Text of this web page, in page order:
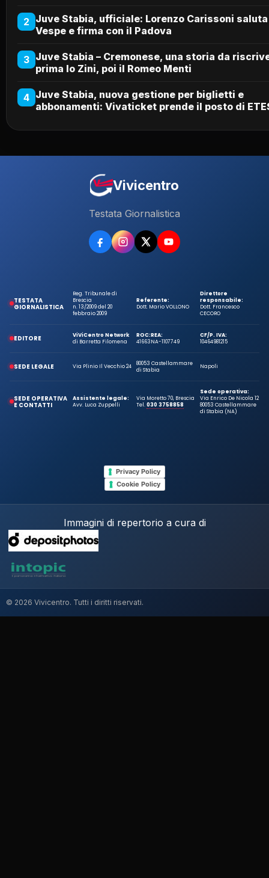
2 Juve Stabia, ufficiale: Lorenzo Carissoni
Vespe e firma con il Padova
3 Juve Stabia – Cremonese, una storia da
prima lo Zini, poi il Romeo Menti
4 Juve Stabia, nuova gestione per biglietti e
abbonamenti: Vivaticket prende il posto di
Vivicentro
Testata Giornalistica
TESTATA
GIORNALISTICA
Reg. Tribunale di
Brescia
n. 13/2009 del 20
febbraio 2009
Referente:
Dott. Mario VOLLONO
Direttore
responsabile:
Dott. Francesco
CECORO
EDITORE
ViViCentro Network
di Barretta Filomena
ROC:
41663
REA:
NA-1107749
CF/P. IVA:
10464981215
SEDE LEGALE Via Plinio Il Vecchio 24
80053 Castellammare
di Stabia
Napoli
SEDE OPERATIVA
E CONTATTI
Assistente legale:
Avv. Luca Zuppelli
Via Moretto 70, Brescia
Tel.030 3758858
Sede operativa:
Via Enrico De Nicola 12
80053 Castellammare
di Stabia (NA)
Privacy Policy
Cookie Policy
Immagini di repertorio a cura di
© 2026 Vivicentro. Tutti i diritti riservati.